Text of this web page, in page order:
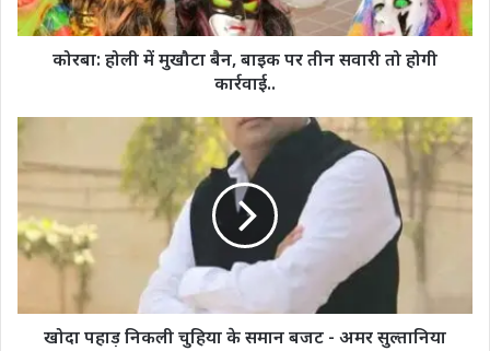
तीन
सवारी
कोरबा: होली में मुखौटा बैन, बाइक पर तीन सवारी तो होगी
कार्रवाई..
खोदा
पहाड़
निकली
के
समान
बजट
अमर
सुल्तानियाखोदा पहाड़ निकली चुहिया के समान बजट - अमर सुल्तानिया